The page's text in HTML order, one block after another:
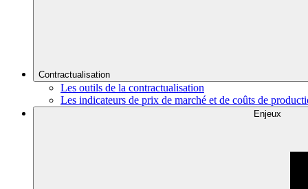
Contractualisation
Les outils de la contractualisation
Les indicateurs de prix de marché et de coûts de
Enjeux